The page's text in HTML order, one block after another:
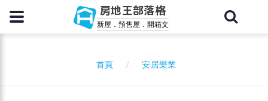
房地王部落格
新屋．預售屋．開箱文
首頁 安居樂業